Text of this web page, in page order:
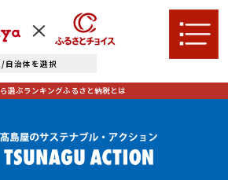
自治体を選択
TOPへ
選ぶランキングふるさと納税とは